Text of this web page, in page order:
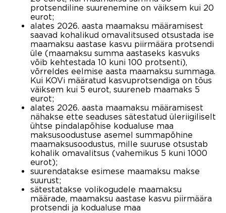
protsendiline suurenemine on väiksem kui 20
eurot;
alates 2026. aasta maamaksu määramisest
saavad kohalikud omavalitsused otsustada ise
maamaksu aastase kasvu piirmäära protsendi
üle (maamaksu summa aastaseks kasvuks
võib kehtestada 10 kuni 100 protsenti),
võrreldes eelmise aasta maamaksu summaga.
Kui KOVi määratud kasvuprotsendiga on tõus
väiksem kui 5 eurot, suureneb maamaks 5
eurot;
alates 2026. aasta maamaksu määramisest
nähakse ette seaduses sätestatud üleriigiliselt
ühtse pindalapõhise kodualuse maa
maksusoodustuse asemel summapõhine
maamaksusoodustus, mille suuruse otsustab
kohalik omavalitsus (vahemikus 5 kuni 1000
eurot);
suurendatakse esimese maamaksu makse
suurust;
sätestatakse volikogudele maamaksu
määrade, maamaksu aastase kasvu piirmäära
protsendi ja kodualuse maa